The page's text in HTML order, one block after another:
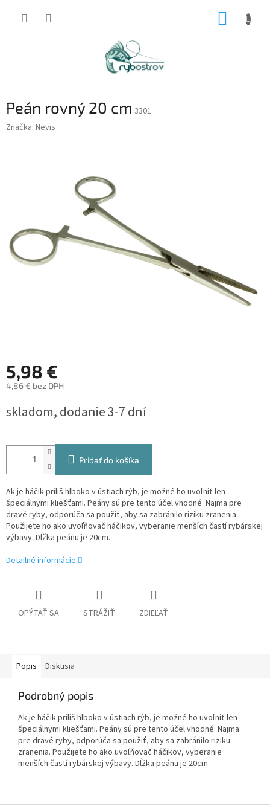
Peán rovný 20 cm 3301
Značka: Nevis
5,98 €
4,86 € bez DPH
cena:
skladom, dodanie 3-7 dní
Pridať do košíka
Ak je háčik príliš hlboko v ústiach rýb, je možné ho uvoľniť len
špeciálnymi kliešťami. Peány sú pre tento účel vhodné. Najmä pre
dravé ryby, odporúča sa použiť, aby sa zabránilo riziku zranenia.
Použijete ho ako uvoľňovač háčikov, vyberanie menších častí rybárskej
výbavy. Dĺžka peánu je 20cm.
Detailné informácie
OPÝTAŤ SA STRÁŽIŤ ZDIEĽAŤ
Popis Diskusia
Podrobný popis
Ak je háčik príliš hlboko v ústiach rýb, je možné ho uvoľniť len
špeciálnymi kliešťami. Peány sú pre tento účel vhodné. Najmä
pre dravé ryby, odporúča sa použiť, aby sa zabránilo riziku
zranenia. Použijete ho ako uvoľňovač háčikov, vyberanie
menších častí rybárskej výbavy. Dĺžka peánu je 20cm.